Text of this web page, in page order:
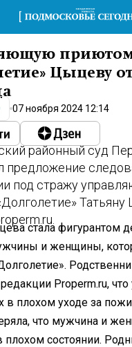
Цыцеву
07 ноября 2024 12:14
районный суд
предложение
под стражу
Татьяну
стала фигурантом
и женщины,
редакции Properm.ru,
в плохом уходе за
что мужчина и
плохом состоянии.